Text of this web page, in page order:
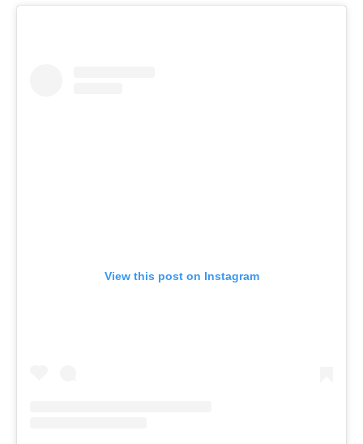
View this post on Instagram